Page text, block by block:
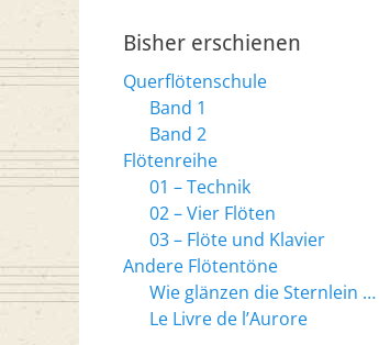
Bisher erschienen
Querflötenschule
Band 1
Band 2
Flötenreihe
01 – Technik
02 – Vier Flöten
03 – Flöte und Klavier
Andere Flötentöne
Wie glänzen die Sternlein …
Le Livre de l’Aurore